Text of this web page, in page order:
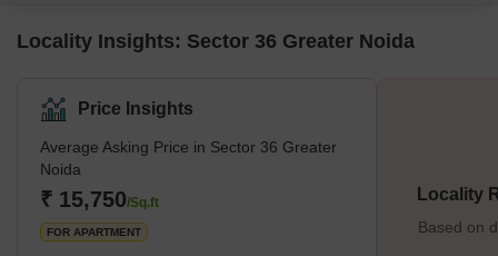
Locality Insights: Sector 36 Greater Noida
Price Insights
Average Asking Price in Sector 36 Greater
Noida
₹ 15,750/Sq.ft
FOR APARTMENT
Locality
Based on